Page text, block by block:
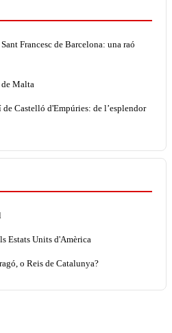
Francesc de Barcelona: una raó
de Malta
Castelló d'Empúries: de l’esplendor
Estats Units d'Amèrica
o Reis de Catalunya?